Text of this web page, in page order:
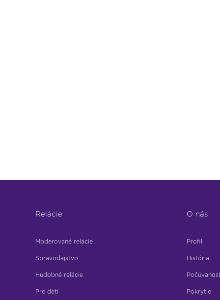
Relácie
Moderované relácie
Spravodajstvo
Hudobné relácie
Pre deti
O nás
Profil
História
Pokrytie